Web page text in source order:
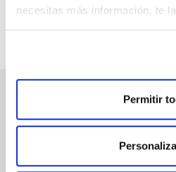
necesitas más información, te
Permitir
KULTURA ETA ONDAREA
KIROLAK